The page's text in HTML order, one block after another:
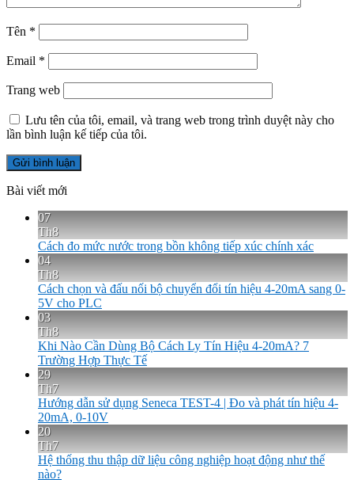
Tên *
Email *
Trang web
Lưu tên của tôi, email, và trang web trong trình duyệt này cho
lần bình luận kế tiếp của tôi.
Bài viết mới
07
Th8
Cách đo mức nước trong bồn không tiếp xúc chính xác
04
Th8
Cách chọn và đấu nối bộ chuyển đổi tín hiệu 4-20mA sang 0-
5V cho PLC
03
Th8
Khi Nào Cần Dùng Bộ Cách Ly Tín Hiệu 4-20mA? 7
Trường Hợp Thực Tế
29
Th7
Hướng dẫn sử dụng Seneca TEST-4 | Đo và phát tín hiệu 4-
20mA, 0-10V
20
Th7
Hệ thống thu thập dữ liệu công nghiệp hoạt động như thế
nào?